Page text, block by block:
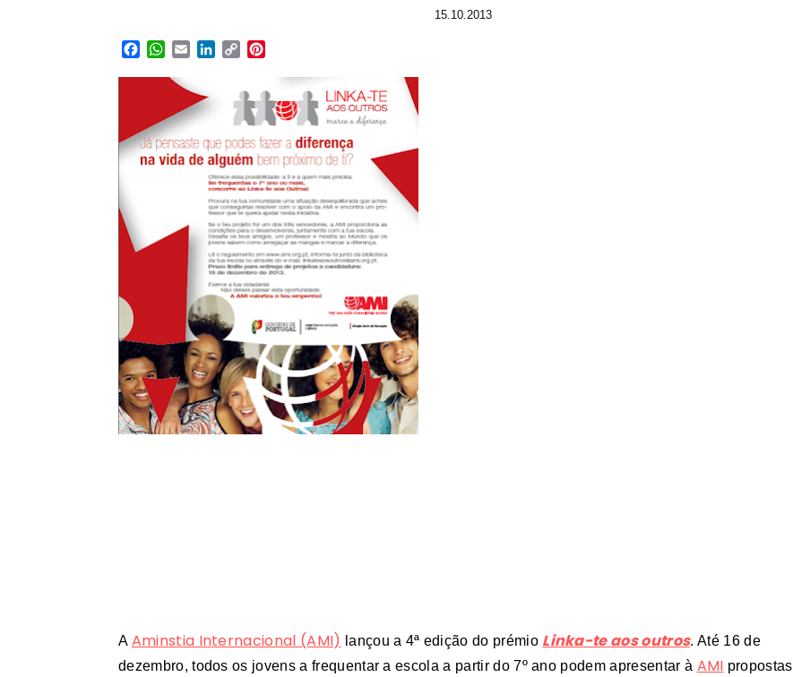
15.10.2013
Facebook
WhatsApp
EmailLinkedIn
Copy
A Aminstia Internacional (AMI) lançou a 4ª edição do prémio Linka-te aos outros. Até 16 de
dezembro, todos os jovens a frequentar a escola a partir do 7º ano podem apresentar à AMI propostas